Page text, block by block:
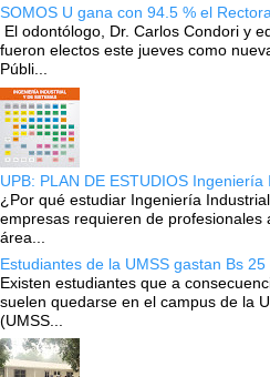
SOMOS U gana con 94.5 % el
El odontólogo, Dr. Carlos Condori y
fueron electos este jueves como
Públi...
UPB: PLAN DE ESTUDIOS
¿Por qué estudiar Ingeniería
empresas requieren de profesionales
área...
Estudiantes de la UMSS gastan Bs 25
Existen estudiantes que a
suelen quedarse en el campus de la
(UMSS...